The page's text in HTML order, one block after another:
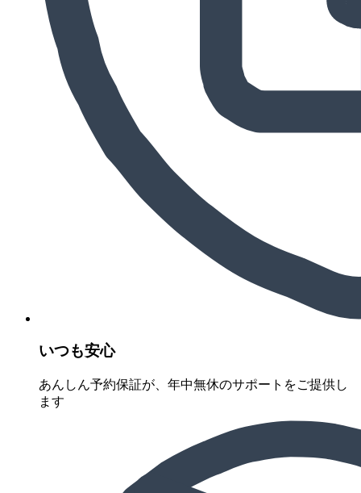
いつも安心
あんしん予約保証が、年中無休のサポートをご提供し
ます